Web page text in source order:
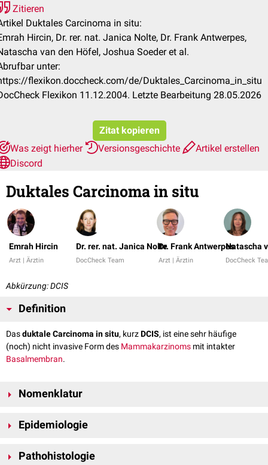
Zitieren
Duktales Carcinoma in situ:
Hircin, Dr. rer. nat. Janica Nolte, Dr. Frank Antwerpes,
van den Höfel, Joshua Soeder et al.
unter:
flexikon.doccheck.com/de/Duktales_Carcinoma_in_situ
Flexikon 11.12.2004. Letzte Bearbeitung 28.05.2026
Zitat kopieren
Was zeigt hierher
Versionsgeschichte
Artikel erstellen
Discord
Duktales Carcinoma in situ
Emrah Hircin
Arzt | Ärztin
Dr. rer. nat. Janica Nolte
DocCheck Team
Dr. Frank Antwerpes
Arzt | Ärztin
Natascha
DocCheck
Abkürzung: DCIS
Definition
Dasduktale Carcinoma in situ, kurzDCIS, ist eine sehr häufige
(noch) nicht invasive Form des Mammakarzinoms mit intakter
Basalmembran.
Nomenklatur
Duktale intraepitheliale Neoplasie
Epidemiologie
Häufigkeitsgipfelzwischen dem 55. und 65. Lebensjahr liegt. Die
Pathohistologie